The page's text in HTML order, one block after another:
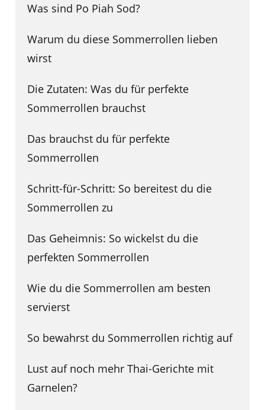
Was sind Po Piah Sod?
Warum du diese Sommerrollen lieben
wirst
Die Zutaten: Was du für perfekte
Sommerrollen brauchst
Das brauchst du für perfekte
Sommerrollen
Schritt-für-Schritt: So bereitest du die
Sommerrollen zu
Das Geheimnis: So wickelst du die
perfekten Sommerrollen
Wie du die Sommerrollen am besten
servierst
So bewahrst du Sommerrollen richtig auf
Lust auf noch mehr Thai-Gerichte mit
Garnelen?